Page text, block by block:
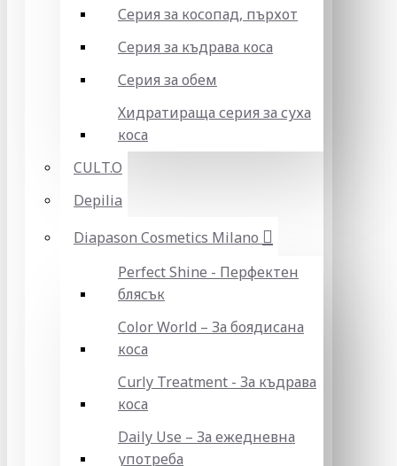
Серия за косопад, пърхот
Серия за къдрава коса
Серия за обем
Хидратираща серия за суха
коса
CULT.O
Depilia
Diapason Cosmetics Milano
Perfect Shine - Перфектен
блясък
Color World – За боядисана
коса
Curly Treatment - За къдрава
коса
Daily Use – За ежедневна
употреба